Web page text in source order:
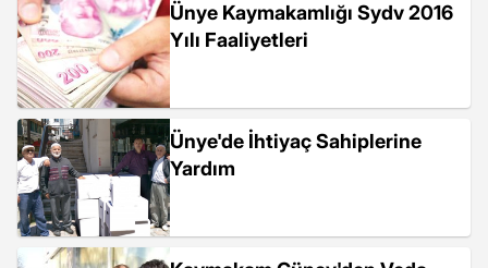
Ünye Kaymakamlığı Sydv 2016
Yılı Faaliyetleri
Ünye'de İhtiyaç Sahiplerine
Yardım